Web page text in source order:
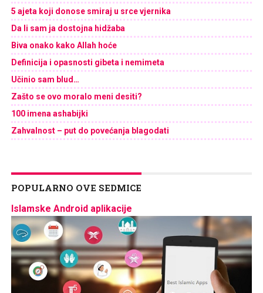
5 ajeta koji donose smiraj u srce vjernika
Da li sam ja dostojna hidžaba
Biva onako kako Allah hoće
Definicija i opasnosti gibeta i nemimeta
Učinio sam blud…
Zašto se ovo moralo meni desiti?
100 imena ashabijki
Zahvalnost – put do povećanja blagodati
POPULARNO OVE SEDMICE
Islamske Android aplikacije